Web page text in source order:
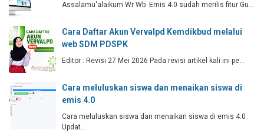
Assalamu'alaikum Wr Wb Emis 4.0 sudah merilis fitur Gu…
Cara Daftar Akun Vervalpd Kemdikbud melalui
web SDM PDSPK
Editor : Revisi 27 Mei 2026 Pada revisi artikel kali ini pe…
Cara meluluskan siswa dan menaikan siswa di
emis 4.0
Cara meluluskan siswa dan menaikan siswa di emis 4.0
Updat…